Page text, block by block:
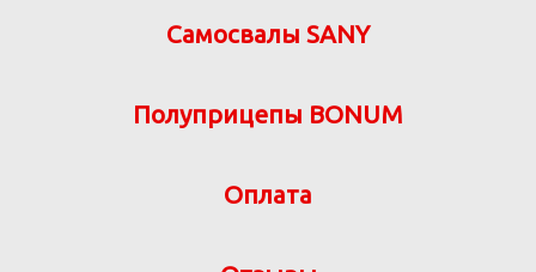
Самосвалы SANY
Полуприцепы BONUM
Оплата